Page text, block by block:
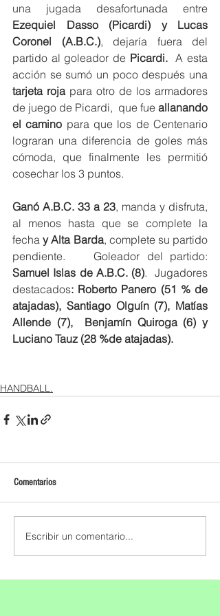
Ezequiel Dasso (Picardi) y Lucas
Coronel (A.B.C.), dejaría fuera del
partido al goleador de Picardi. A esta
tarjeta roja para otro de los armadores
de juego de Picardi,  que fue allanando
el camino para que los de Centenario
lograran una diferencia de goles más
cómoda, que finalmente les permitió
cosechar los 3 puntos.
Ganó A.B.C. 33 a 23, manda y disfruta,
al menos hasta que se complete la
fecha y Alta Barda, complete su partido
Samuel Islas de A.B.C. (8).  Jugadores
destacados: Roberto Panero (51 % de
atajadas), Santiago Olguín (7), Matías
Allende (7),  Benjamín Quiroga (6) y
Luciano Tauz (28 %de atajadas).
HANDBALL.
Comentarios
Escribir un comentario...